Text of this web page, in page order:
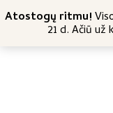
Atostogų ritmu!
21 d. Ačiū
Nemokamas